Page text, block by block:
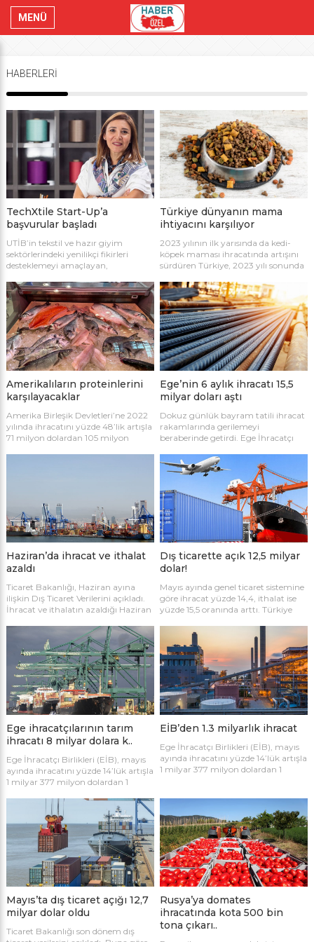
MENÜ
HABERLERİ
TechXtile Start-Up’a
başvurular başladı
UTİB’in tekstil ve hazır giyim
sektörlerindeki yenilikçi fikirleri
desteklemeyi amaçlayan,
programı TechXtile Start-Up
Challenge’ın 5.’inci yılında başvuru
süreci başladı.
Türkiye dünyanın mama
ihtiyacını karşılıyor
2023 yılının ilk yarısında da kedi-
köpek maması ihracatında artışını
sürdüren Türkiye, 2023 yılı sonunda
Amerikalıların proteinlerini
karşılayacaklar
Amerika Birleşik Devletleri’ne 2022
yılında ihracatını yüzde 48’lik artışla
71 milyon dolardan 105 milyon
Ege’nin 6 aylık ihracatı 15,5
milyar doları aştı
Dokuz günlük bayram tatili ihracat
rakamlarında gerilemeyi
beraberinde getirdi. Ege İhracatçı
ihracatı yüzde 5,3’lük düşüşle 1
milyar 694 milyon dolardan 1 milyar
604 milyon dolara indi.
Haziran’da ihracat ve ithalat
azaldı
Ticaret Bakanlığı, Haziran ayına
ilişkin Dış Ticaret Verilerini açıkladı.
İhracat ve ithalatın azaldığı Haziran
Dış ticarette açık 12,5 milyar
dolar!
Mayıs ayında genel ticaret sistemine
göre ihracat yüzde 14,4, ithalat ise
yüzde 15,5 oranında arttı. Türkiye
dolar dış ticaret açığı verdi.
Ege ihracatçılarının tarım
ihracatı 8 milyar dolara k..
Ege İhracatçı Birlikleri (EİB), mayıs
ayında ihracatını yüzde 14’lük artışla
1 milyar 377 milyon dolardan 1
EİB’den 1.3 milyarlık ihracat
Ege İhracatçı Birlikleri (EİB), mayıs
ayında ihracatını yüzde 14’lük artışla
1 milyar 377 milyon dolardan 1
Mayıs’ta dış ticaret açığı 12,7
milyar dolar oldu
Ticaret Bakanlığı son dönem dış
Rusya’ya domates
ihracatında kota 500 bin
tona çıkarı..